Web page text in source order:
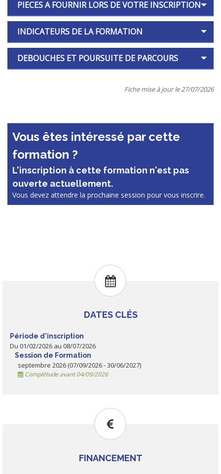
PIECES A FOURNIR LORS DE VOTRE INSCRIPTION
INDICATEURS DE LA FORMATION
DEBOUCHES ET POURSUITE DE PARCOURS
Fiche mise à jour le 27/07/2026
Vous êtes intéressé par cette
formation ?
L'inscription à cette formation n'est pas
ouverte actuellement.
Vous devez attendre la prochaine session pour vous inscrire.
DATES CLÉS
Période d'inscription
Du 01/02/2026 au 08/07/2026
Session de Formation
septembre 2026 (07/09/2026 - 30/06/2027)
Complétude avant 04/09/2026
FINANCEMENT